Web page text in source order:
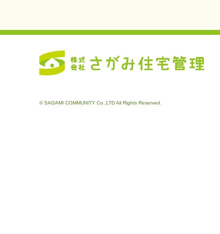
© SAGAMI COMMUNITY Co.,LTD All Rights Reserved.